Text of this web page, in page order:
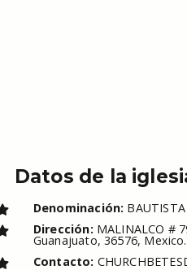
Datos de la
Denominación: BAUTISTA
Dirección: MALINALCO #
Guanajuato, 36576, Mexico.
Contacto: